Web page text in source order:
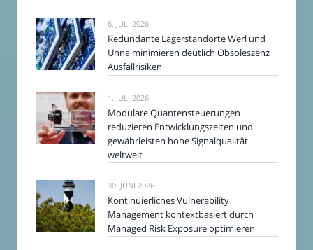
6. JULI 2026
Redundante Lagerstandorte Werl und
Unna minimieren deutlich Obsoleszenz
Ausfallrisiken
1. JULI 2026
Modulare Quantensteuerungen
reduzieren Entwicklungszeiten und
gewährleisten hohe Signalqualität
weltweit
30. JUNI 2026
Kontinuierliches Vulnerability
Management kontextbasiert durch
Managed Risk Exposure optimieren